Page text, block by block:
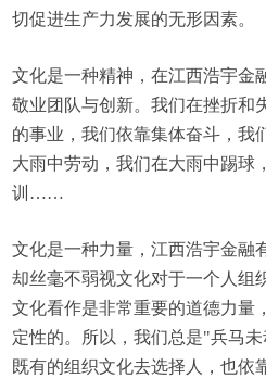
切促进生产力发展的无形因素。
文化是一种精神，在江西浩宇金
敬业团队与创新。我们在挫折和
的事业，我们依靠集体奋斗，
大雨中劳动，我们在大雨中踢球
训……
文化是一种力量，江西浩宇金融
却丝毫不弱视文化对于一个人组
文化看作是非常重要的道德力量
定性的。所以，我们总是"兵马
既有的组织文化去选择人，也依